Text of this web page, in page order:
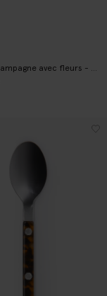
Verres à champagne avec fleurs - orange clair